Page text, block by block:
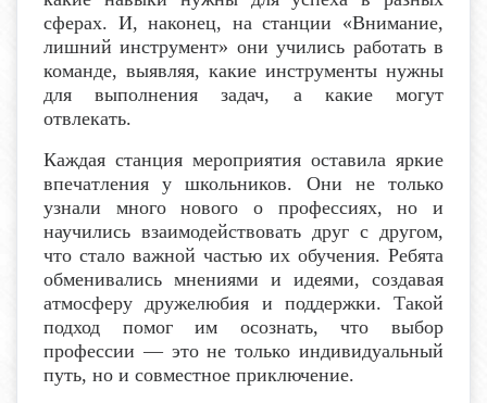
сферах. И, наконец, на станции «Внимание,
лишний инструмент» они учились работать в
команде, выявляя, какие инструменты нужны
для выполнения задач, а какие могут
отвлекать.
Каждая станция мероприятия оставила яркие
впечатления у школьников. Они не только
узнали много нового о профессиях, но и
научились взаимодействовать друг с другом,
что стало важной частью их обучения. Ребята
обменивались мнениями и идеями, создавая
атмосферу дружелюбия и поддержки. Такой
подход помог им осознать, что выбор
профессии — это не только индивидуальный
путь, но и совместное приключение.